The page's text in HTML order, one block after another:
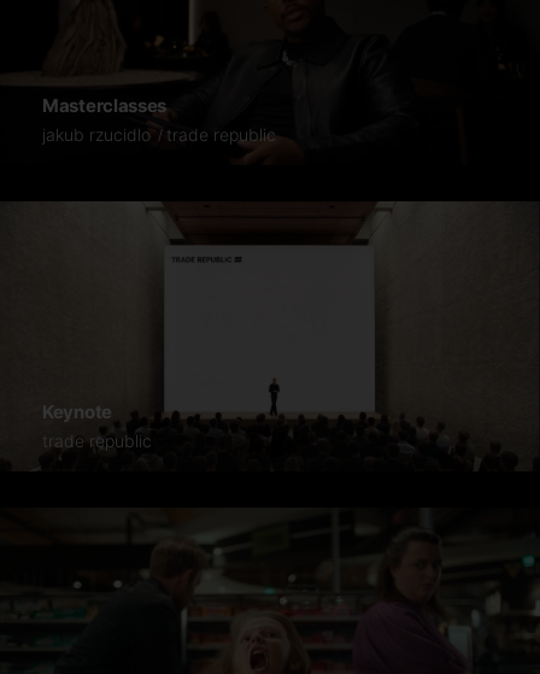
Masterclasses
jakub rzucidlo trade republic
Keynote
trade republic